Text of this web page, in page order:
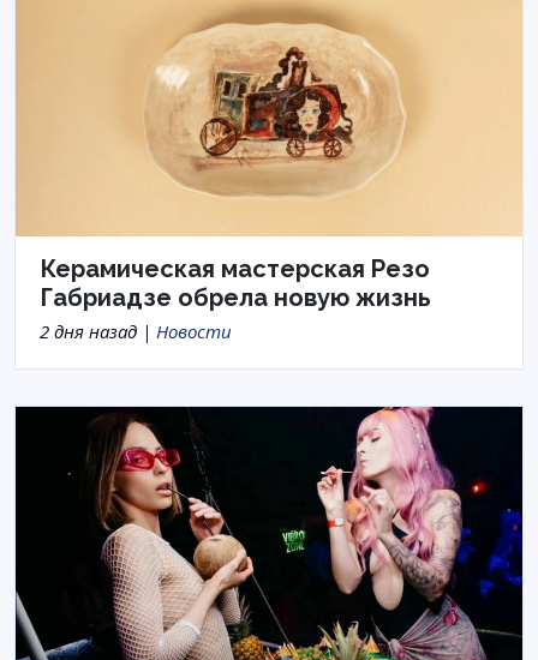
Керамическая мастерская Резо
Габриадзе обрела новую жизнь
2 дня назад | Новости